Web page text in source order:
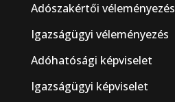
Adószakértői véleményezés
Igazságügyi véleményezés
Adóhatósági képviselet
Igazságügyi képviselet